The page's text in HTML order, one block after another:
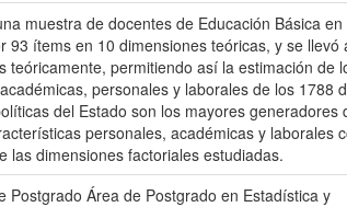
muestra de docentes de Educación Básica en
ítems en 10 dimensiones teóricas, y se llevó
permitiendo así la estimación de
personales y laborales de los 1788
del Estado son los mayores generadores
personales, académicas y laborales
las dimensiones factoriales estudiadas.
Postgrado Área de Postgrado en Estadística y